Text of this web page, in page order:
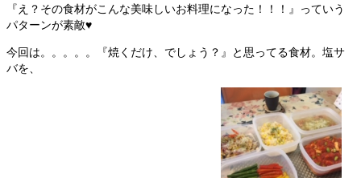
『え？その食材がこんな美味しいお料理になった！！！』っていう
パターンが素敵♥
今回は。。。。。『焼くだけ、でしょう？』と思ってる食材。塩サ
バを、